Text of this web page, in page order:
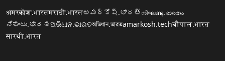
अमरकोश.भारतमराठी.भारतఅమర్కోష్.భారత్നിഘണ്ടു.ഭാരതം
ನಿಘಂಟು.ಭಾರತଅଭିଧାନ.ଭାରତঅভিধান.ভারতamarkosh.techचौपाल.भारत
सारथी.भारत